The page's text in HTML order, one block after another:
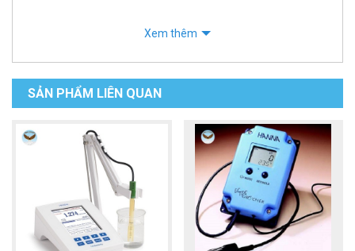
Xem thêm
SẢN PHẨM LIÊN QUAN